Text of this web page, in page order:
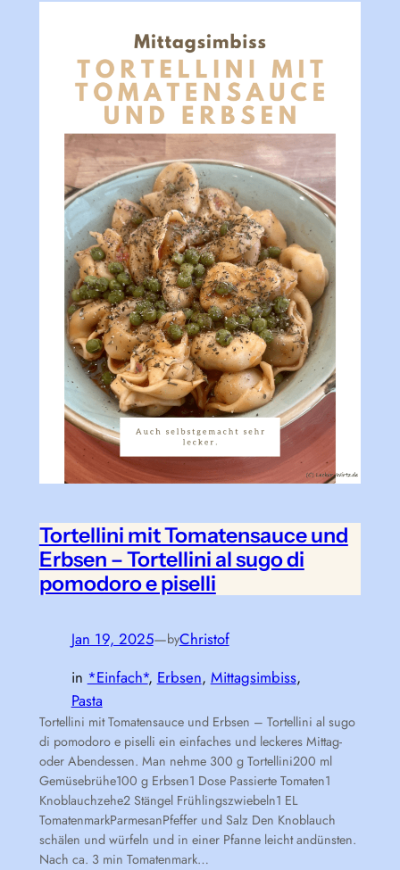
Tortellini mit Tomatensauce und
Erbsen – Tortellini al sugo di
pomodoro e piselli
Jan 19, 2025—byChristof
in *Einfach*, Erbsen, Mittagsimbiss
Pasta
Tortellini mit Tomatensauce und Erbsen – Tortellini al sugo
di pomodoro e piselli ein einfaches und leckeres Mittag-
oder Abendessen. Man nehme 300 g Tortellini200 ml
Gemüsebrühe100 g Erbsen1 Dose Passierte Tomaten1
Knoblauchzehe2 Stängel Frühlingszwiebeln1 EL
TomatenmarkParmesanPfeffer und Salz Den Knoblauch
schälen und würfeln und in einer Pfanne leicht andünsten.
Nach ca. 3 min Tomatenmark…